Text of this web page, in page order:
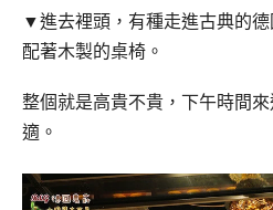
▼進去裡頭，有種走進古典的
配著木製的桌椅。
整個就是高貴不貴，下午時間
適。